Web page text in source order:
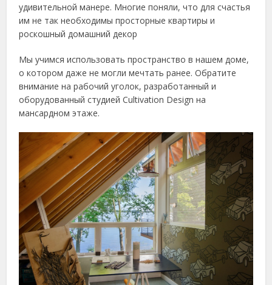
удивительной манере. Многие поняли, что для счастья
им не так необходимы просторные квартиры и
роскошный домашний декор
Мы учимся использовать пространство в нашем доме,
о котором даже не могли мечтать ранее. Обратите
внимание на рабочий уголок, разработанный и
оборудованный студией Cultivation Design на
мансардном этаже.